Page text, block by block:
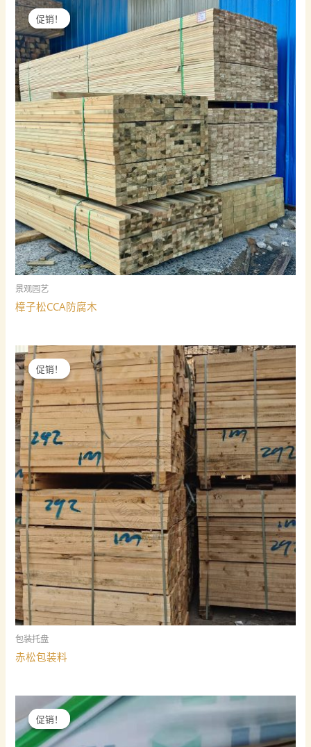
促销！
促销！
景观园艺
樟子松CCA防腐木
促销！
促销！
包装托盘
赤松包装料
促销！
促销！